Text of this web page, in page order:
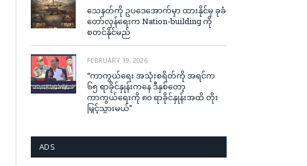
သေနတ်ကို ဥပဒေအောက်မှာ ထားနိုင်မှ ခုခံ
တော်လှန်ရေးက Nation-building ကို
စတင်နိုင်မည်
FEBRUARY 19, 2026
“ကာကွယ်ရေး အသုံးစရိတ်ကို အရင်က
၆၅ ရာခိုင်နှုန်းကနေ ဒီနှစ်တော့
ကာကွယ်ရေးကို ၈၀ ရာခိုင်နှုန်းအထိ တိုး
မြှင့်သွားမယ်”
ADS